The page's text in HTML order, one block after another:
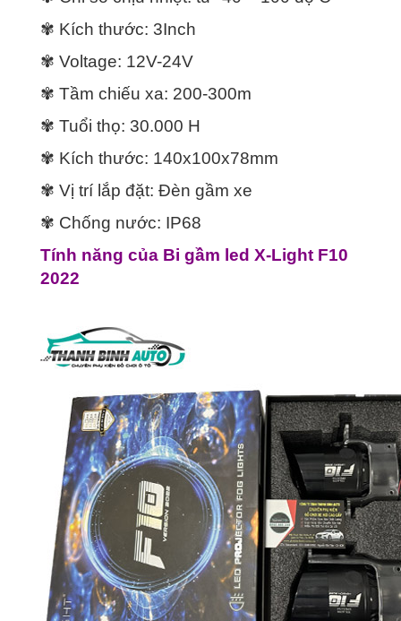
✾ Kích thước: 3Inch
✾ Voltage: 12V-24V
✾ Tầm chiếu xa: 200-300m
✾ Tuổi thọ: 30.000 H
✾ Kích thước: 140x100x78mm
✾ Vị trí lắp đặt: Đèn gầm xe
✾ Chống nước: IP68
Tính năng của Bi gầm led X-Light F10
2022